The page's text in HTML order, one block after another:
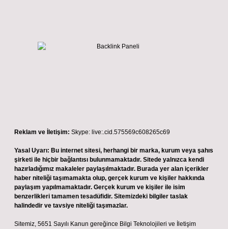
Reklam ve İletişim: Skype: live:.cid.575569c608265c69
Yasal Uyarı: Bu internet sitesi, herhangi bir marka, kurum veya şahıs
şirketi ile hiçbir bağlantısı bulunmamaktadır. Sitede yalnızca kendi
hazırladığımız makaleler paylaşılmaktadır. Burada yer alan içerikler
haber niteliği taşımamakta olup, gerçek kurum ve kişiler hakkında
paylaşım yapılmamaktadır. Gerçek kurum ve kişiler ile isim
benzerlikleri tamamen tesadüfidir. Sitemizdeki bilgiler taslak
halindedir ve tavsiye niteliği taşımazlar.
Sitemiz, 5651 Sayılı Kanun gereğince Bilgi Teknolojileri ve İletişim